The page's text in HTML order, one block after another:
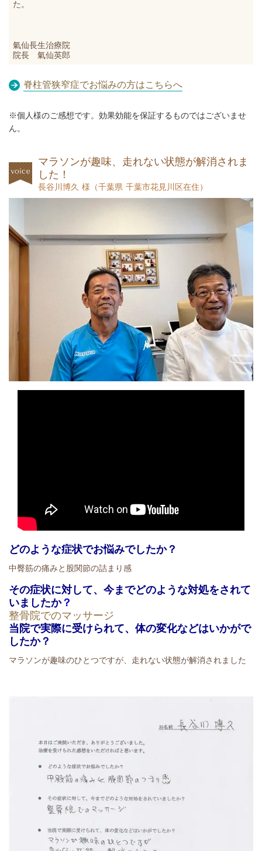
た。
氣仙長生治療院
院長 氣仙英郎
脊柱管狭窄症でお悩みの方はこちらへ
※個人様のご感想です。効果効能を保証するものではございませ
ん。
マラソンが趣味、走れない状態が解消されま
した！
長谷川博久 様 （千葉県 千葉市花見川区在住）
どのような症状でお悩みでしたか？
中臀筋の痛みと股関節の詰まり感
その症状に対して、今までどのような対処をされて
いましたか？
整骨院でのマッサージ
当院で実際に受けられて、体の変化などはいかがで
したか？
マラソンが趣味のひとつですが、走れない状態が解消されました